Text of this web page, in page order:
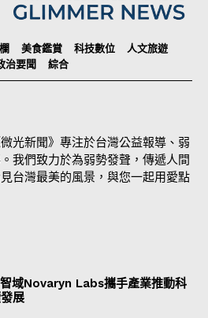
美食鑑賞 科技數位
人文旅遊
治要聞
綜合
光新聞》專注於台灣公益報導、弱
我們致力於為弱勢發聲，傳遞人間
台灣最美的風景，與您一起用愛點
域Novaryn Labs攜手產業推動科
展